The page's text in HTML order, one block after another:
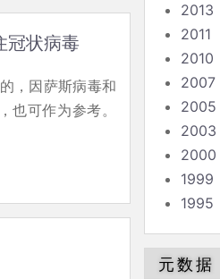
冠状病毒
，因萨斯病毒和
也可作为参考。
2013
2011
2010
2007
2005
2003
2000
1999
1995
元数据